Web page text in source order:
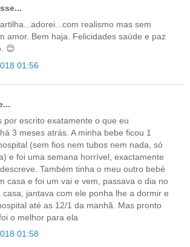
realismo mas sem
amor. Bem haja. Felicidades saúde e paz
😊
01:56
por escrito exatamente o que eu
3 meses atrás. A minha bebe ficou 1
(sem fios nem tubos nem nada, só
e foi uma semana horrível, exactamente
Também tinha o meu outro bebé
casa e foi um vai e vem, passava o dia no
casa, jantava com ele ponha lhe a dormir e
até as 12/1 da manhã. Mas pronto
o melhor para ela
01:58